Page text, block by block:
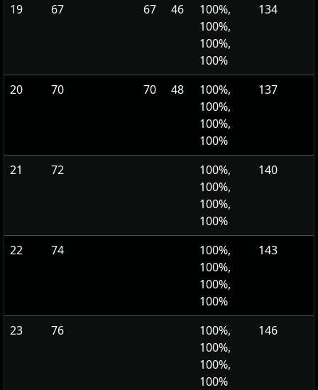
19 67 67 46
100%,
100%,
100%,
100%
134
20 70 70 48
100%,
100%,
100%,
100%
137
21 72
100%,
100%,
100%,
100%
140
22 74
100%,
100%,
100%,
100%
143
23 76
100%,
100%,
100%,
100%
146